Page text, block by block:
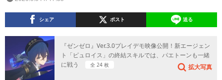
シェア ポスト 送る
『ゼンゼロ』Ver.3.0プレイデモ映像公開！新エージェン
ト「ピュロイス」の終結スキルでは、パエトーンも一緒
に戦う
全 24 枚 拡大写真